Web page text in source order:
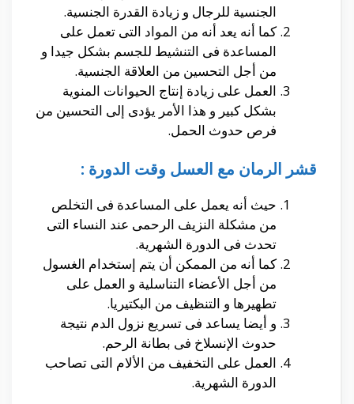
الجنسية للرجال و زيادة القدرة الجنسية.
كما أنه يعد أنه من المواد التى تعمل على
المساعدة فى التنشيط للجسم بشكل جيدا و
من أجل التحسين من العلاقة الجنسية.
العمل على زيادة إنتاج الحيوانات المنوية
بشكل كبير و هذا الأمر يؤدى إلى التحسين من
فرص حدوث الحمل.
قشر الرمان مع العسل وقت الدورة :
حيث أنه يعمل على المساعدة فى التخلص
من مشكلة النزيف الرحمى عند النساء التى
تحدث فى الدورة الشهرية.
كما أنه من الممكن أن يتم إستخدام الغسول
من أجل الأعضاء التناسلية و العمل على
تطهيرها و التنظيف من البكتيريا.
و أيضا يساعد فى تسريع نزول الدم نتيجة
حدوث الإنسلاخ فى بطانة الرحم.
العمل على التخفيف من الألام التى تصاحب
الدورة الشهرية.